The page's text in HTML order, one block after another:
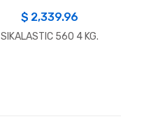
$ 2,339.96
SIKALASTIC 560 4 KG.